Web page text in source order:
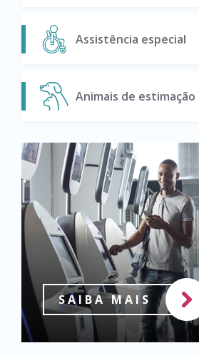
Assistência especial
Animais de estimação
SAIBA MAIS